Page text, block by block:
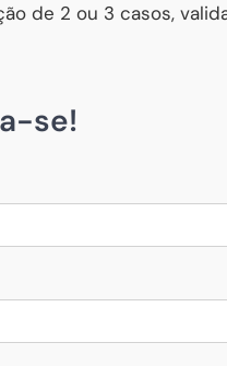
de 2 ou 3 casos,
se!